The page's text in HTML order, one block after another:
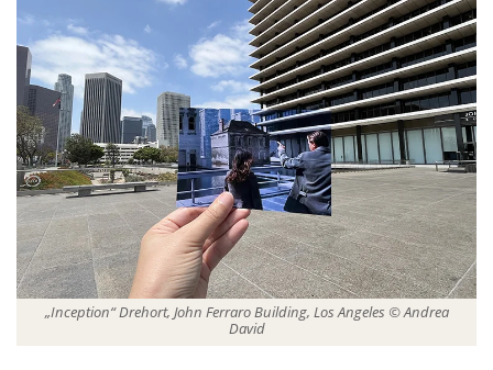
„Inception“ Drehort, John Ferraro Building, Los Angeles © Andrea
David